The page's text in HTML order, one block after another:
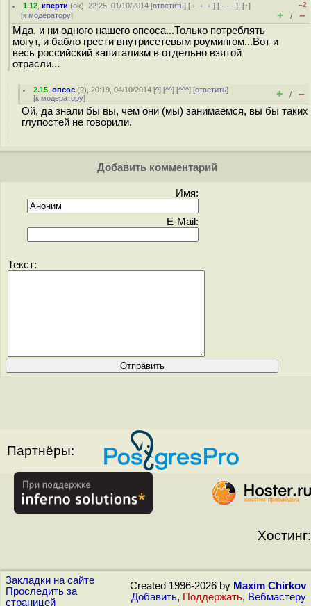
1.12 ,кверти (ok), 22:25, 01/10/2014 [ответить] [ ﹢﹢﹢] [ · · ·][↑]
[к модератору]
–2
+ / –
Мда, и ни одного нашего опсоса...Только потреблять
могут, и бабло грести внутрисетевым роумингом...Вот и
весь российский капитализм в отдельно взятой
отрасли...
2.15 ,опсос (?), 20:19, 04/10/2014 [^] [^^] [^^^] [ответить]
[к модератору] + / –
Ой, да знали бы вы, чем они (мы) занимаемся, вы бы таких
глупостей не говорили.
Добавить комментарий
Имя:
E-Mail:
Текст:
Партнёры:
Хостинг:
Закладки на сайте
Проследить за
страницей
Created 1996-2026 by Maxim Chirkov
Добавить, Поддержать, Вебмастеру